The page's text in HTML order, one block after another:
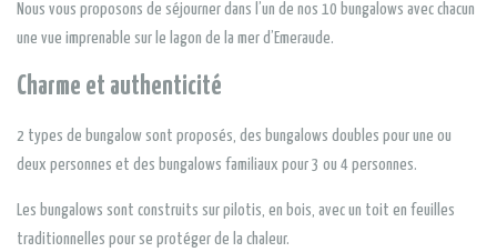
Nous vous proposons de séjourner dans l’un de nos 10 bungalows avec chacun
une vue imprenable sur le lagon de la mer d’Emeraude.
Charme et authenticité
2 types de bungalow sont proposés, des bungalows doubles pour une ou
deux personnes et des bungalows familiaux pour 3 ou 4 personnes.
Les bungalows sont construits sur pilotis, en bois, avec un toit en feuilles
traditionnelles pour se protéger de la chaleur.